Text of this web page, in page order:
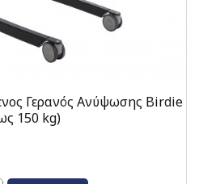
Γερανός Ανύψωσης Birdie
150 kg)